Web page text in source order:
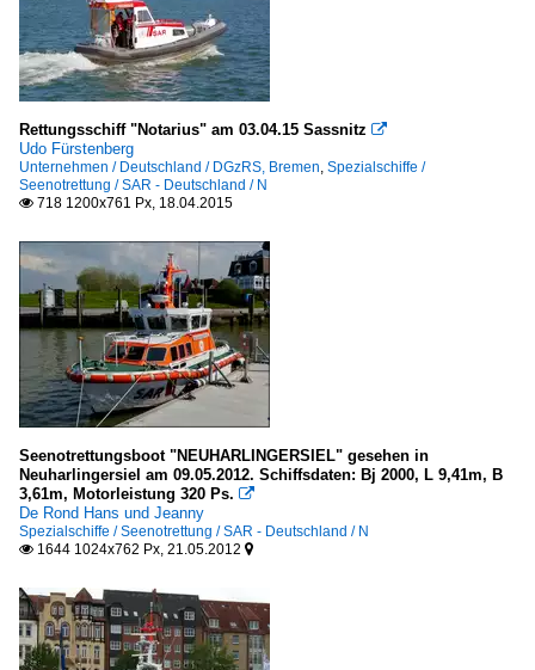
Rettungsschiff "Notarius" am 03.04.15 Sassnitz 
Udo Fürstenberg
Unternehmen / Deutschland / DGzRS, Bremen, Spezialschiffe /
Seenotrettung / SAR - Deutschland / N
 718 1200x761 Px, 18.04.2015
Seenotrettungsboot "NEUHARLINGERSIEL" gesehen in
Neuharlingersiel am 09.05.2012. Schiffsdaten: Bj 2000, L 9,41m, B
3,61m, Motorleistung 320 Ps. 
De Rond Hans und Jeanny
Spezialschiffe / Seenotrettung / SAR - Deutschland / N
 1644 1024x762 Px, 21.05.2012 